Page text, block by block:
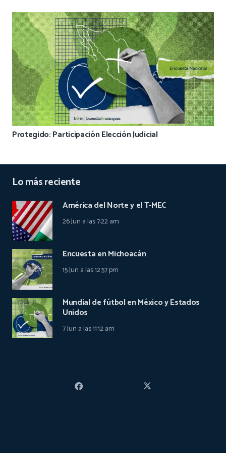
Protegido: Participación Elección Judicial
Lo más reciente
América del Norte y el T-MEC
26 Jun a las 7:22 am
Encuesta en Michoacán
15 Jun a las 12:57 pm
Mundial de fútbol en México y Estados
Unidos
7 Jun a las 11:12 am